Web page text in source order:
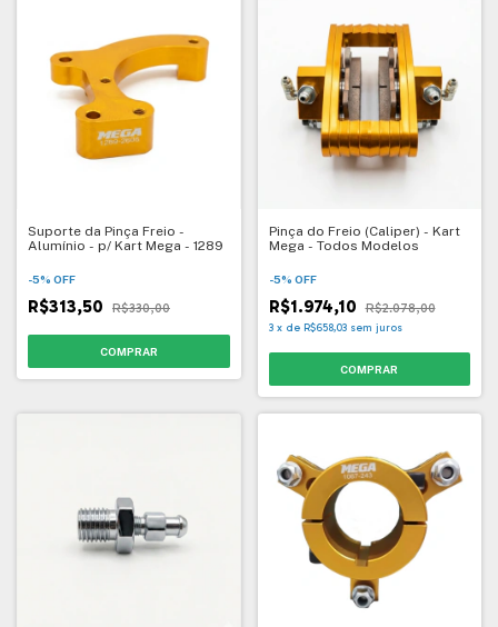
Suporte da Pinça Freio -
Alumínio - p/ Kart Mega - 1289
-5% OFF
R$313,50 R$330,00
Pinça do Freio (Caliper) - Kart
Mega - Todos Modelos
-5% OFF
R$1.974,10 R$2.078,00
3 x de R$658,03 sem juros